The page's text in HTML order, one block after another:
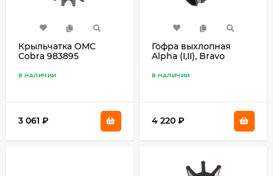
Крыльчатка OMC
Cobra 983895
В НАЛИЧИИ
3 061 ₽
Гофра выхлопная
Alpha (I,II), Bravo
В НАЛИЧИИ
4 220 ₽